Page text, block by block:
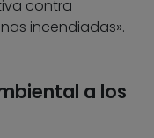
contra
incendiadas».
a los